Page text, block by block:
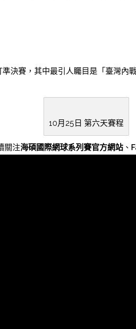
決賽，其中最引人矚目是「臺灣
10月25日 第六天賽程
關注海碩國際網球系列賽官方網站 、